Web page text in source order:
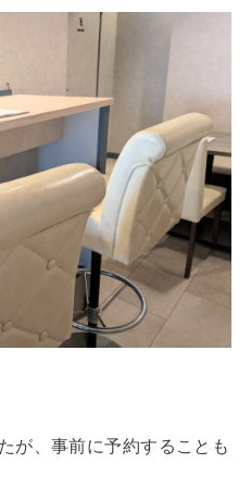
が、事前に予約することも